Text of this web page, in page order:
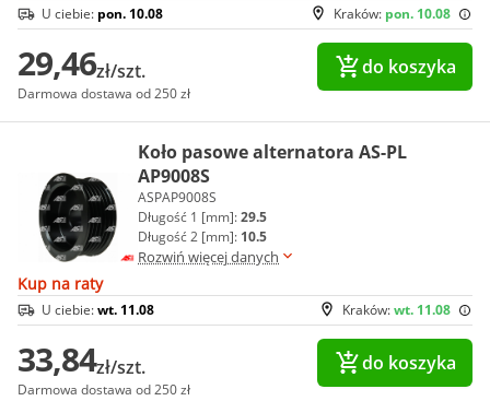
Kraków: pon. 10.08
U ciebie: pon. 10.08
29,46zł/szt.
Darmowa dostawa od 250 zł
do koszyka
Koło pasowe alternatora AS-PL
AP9008S
ASPAP9008S
Długość 1 [mm]:29.5
Długość 2 [mm]: 10.5
Rozwiń więcej danych
Kup na raty
Kraków:wt. 11.08
U ciebie:wt. 11.08
33,84zł/szt.
Darmowa dostawa od 250 zł
do koszyka